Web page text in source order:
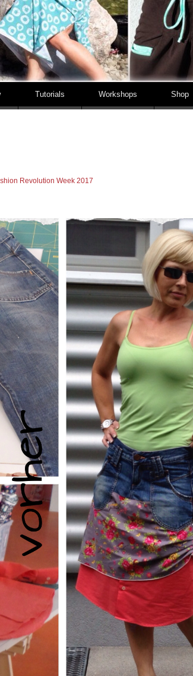
Tutorials Workshops Shop
Revolution Week 2017